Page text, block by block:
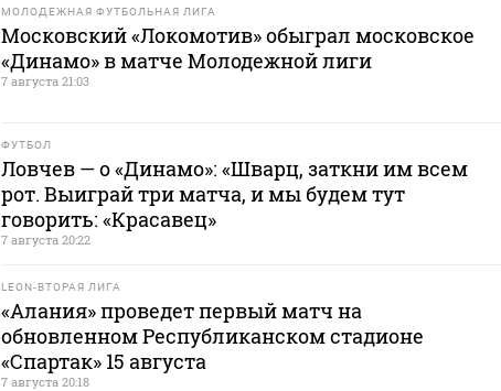
МОЛОДЕЖНАЯ ФУТБОЛЬНАЯ ЛИГА
Московский «Локомотив» обыграл московское
«Динамо» в матче Молодежной лиги
7 августа 21:03
ФУТБОЛ
Ловчев — о «Динамо»: «Шварц, заткни им всем
рот. Выиграй три матча, и мы будем тут
говорить: «Красавец»
7 августа 20:22
LEON-ВТОРАЯ ЛИГА
«Алания» проведет первый матч на
обновленном Республиканском стадионе
«Спартак» 15 августа
7 августа 20:18